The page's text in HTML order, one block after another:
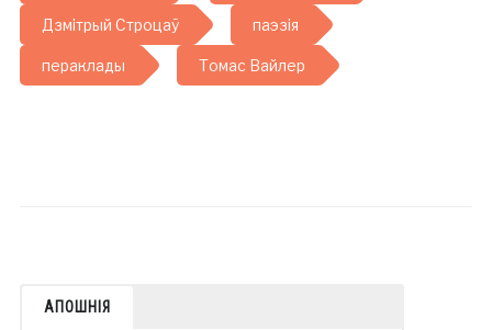
Дзмітрый Строцаў паэзія
пераклады Томас Вайлер
АПОШНІЯ